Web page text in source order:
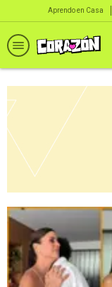
Aprendo en Casa